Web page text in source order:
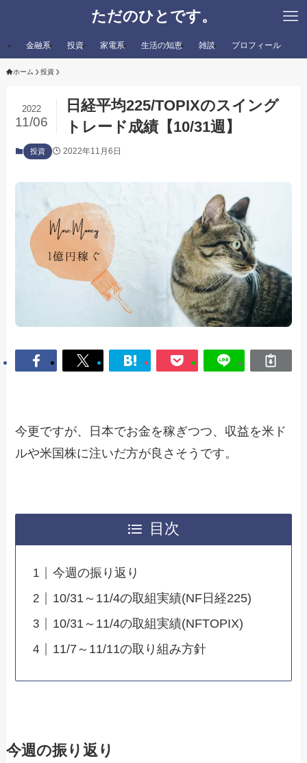
ただのひとです。
金融系 投資 家電系 生活の知恵 雑談 プロフィール
ホーム 投資
日経平均225/TOPIXのスイング
トレード成績【10/31週】
2022
11/06
投資 2022年11月6日
今更ですが、日本でお金を稼ぎつつ、収益を米ド
ルや米国株に注いだ方が良さそうです。
目次
今週の振り返り
10/31～11/4の取組実績(NF日経225)
10/31～11/4の取組実績(NFTOPIX)
11/7～11/11の取り組み方針
今週の振り返り